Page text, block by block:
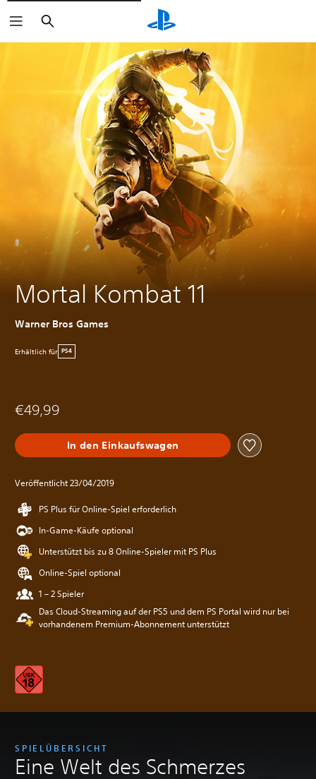
Suchen
Mortal Kombat 11
Warner Bros Games
Erhältlich für PS4
€49,99
In den Einkaufswagen
Veröffentlicht 23/04/2019
PS Plus für Online-Spiel erforderlich
In-Game-Käufe optional
Unterstützt bis zu 8 Online-Spieler mit PS Plus
Online-Spiel optional
1 – 2 Spieler
Das Cloud-Streaming auf der PS5 und dem PS Portal wird nur bei
vorhandenem Premium-Abonnement unterstützt
SPIELÜBERSICHT
Eine Welt des Schmerzes